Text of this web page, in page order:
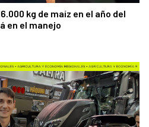
kg de maíz en el año del
en el manejo